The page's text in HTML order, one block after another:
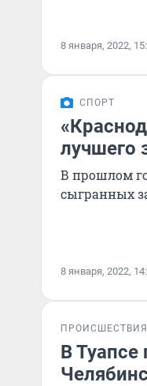
8 января, 2022,
СПОРТ
лучшего
В прошлом
сыгранных
8 января, 2022,
ПРОИСШЕСТВИЯ
В Туапсе